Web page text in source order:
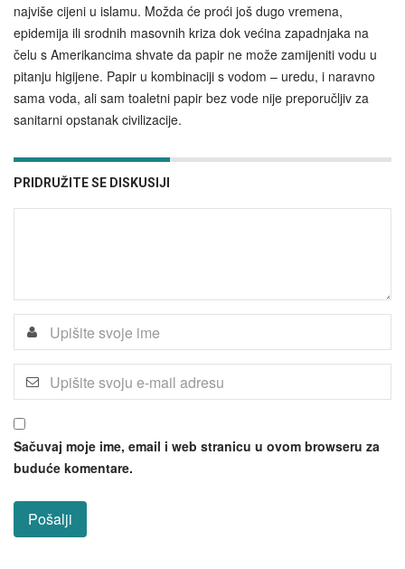
najviše cijeni u islamu. Možda će proći još dugo vremena,
epidemija ili srodnih masovnih kriza dok većina zapadnjaka na
čelu s Amerikancima shvate da papir ne može zamijeniti vodu u
pitanju higijene. Papir u kombinaciji s vodom – uredu, i naravno
sama voda, ali sam toaletni papir bez vode nije preporučljiv za
sanitarni opstanak civilizacije.
PRIDRUŽITE SE DISKUSIJI
Sačuvaj moje ime, email i web stranicu u ovom browseru za
buduće komentare.